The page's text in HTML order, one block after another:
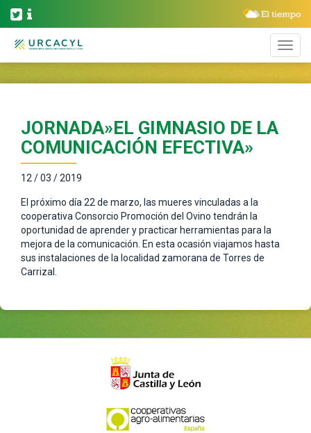
JORNADA»EL GIMNASIO DE LA
COMUNICACIÓN EFECTIVA»
12 / 03 / 2019
El próximo día 22 de marzo, las mueres vinculadas a la
cooperativa Consorcio Promoción del Ovino tendrán la
oportunidad de aprender y practicar herramientas para la
mejora de la comunicación. En esta ocasión viajamos hasta
sus instalaciones de la localidad zamorana de Torres de
Carrizal.